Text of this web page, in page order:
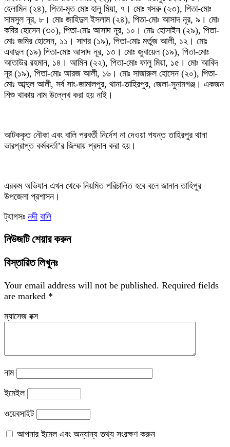
হেলামিন (২৪), পিতা-মৃত মোঃ হালু মিয়া, ৭। মোঃ খসরু (২৩), পিতা-মোঃ
সামসুল নূর, ৮। মোঃ জাহিদুল ইসলাম (২৪), পিতা-মোঃ আসাদ নূর, ৯। মোঃ
কবির হোসেন (৩০), পিতা-মোঃ আসাদ নূর, ১০। মোঃ হোসাইন (২৯), পিতা-
মোঃ জমির হোসেন, ১১। সাগর (১৯), পিতা-মোঃ মর্তুজ আলী, ১২। মোঃ
এবাদুল (১৯) পিতা-মোঃ আসাদ নূর, ১৩। মোঃ জুবায়েল (১৯), পিতা-মোঃ
আতাউর রহমান, ১৪। আমিন (২২), পিতা-মোঃ ফালু মিয়া, ১৫। মোঃ আবিদ
নূর (১৯), পিতা-মোঃ আরজ আলী, ১৬। মোঃ সাজারুল হোসেন (২০), পিতা-
মোঃ আব্দুল আলী, সর্ব সাং-জামালপুর, থানা-তাহিরপুর, জেলা-সুনামগঞ্জ। একজন
শিশু থাকায় নাম উল্লেখ করা হয় নাই।
‎আটককৃত নৌকা এবং বালি পরবর্তী নির্দেশ না দেওয়া পযন্ত তাহিরপুর থানা
ভারপ্রাপ্ত কর্মকর্তা’র জিম্মায় প্রদান করা হয়।
‎এরকম অভিযান এখন থেকে নিয়মিত পরিচালিত হবে বলে জানান তাহিপুর
উপজেলা প্রশাসন।
ট্যাগসঃ নদী বালি
নিউজটি শেয়ার করুন
বিস্তারিত লিখুনঃ
Your email address will not be published. Required fields
are marked *
ম্যাসেজ বক্স
নাম
ইমেইল
ওয়েবসাইট
আপনার ইমেল এবং অন্যান্য তথ্য সংরক্ষণ করুন